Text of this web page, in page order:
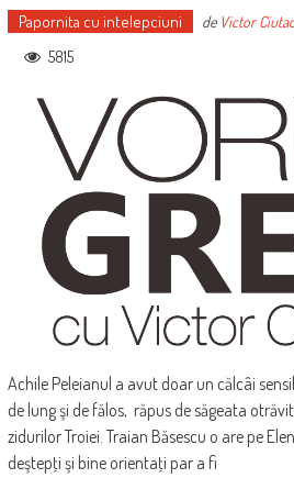
Papornita cu intelepciuni de Victor
5815
Achile Peleianul a avut doar un călcâi
de lung şi de fălos, răpus de săgeata
zidurilor Troiei. Traian Băsescu o are pe
deştepţi şi bine orientaţi par a fi